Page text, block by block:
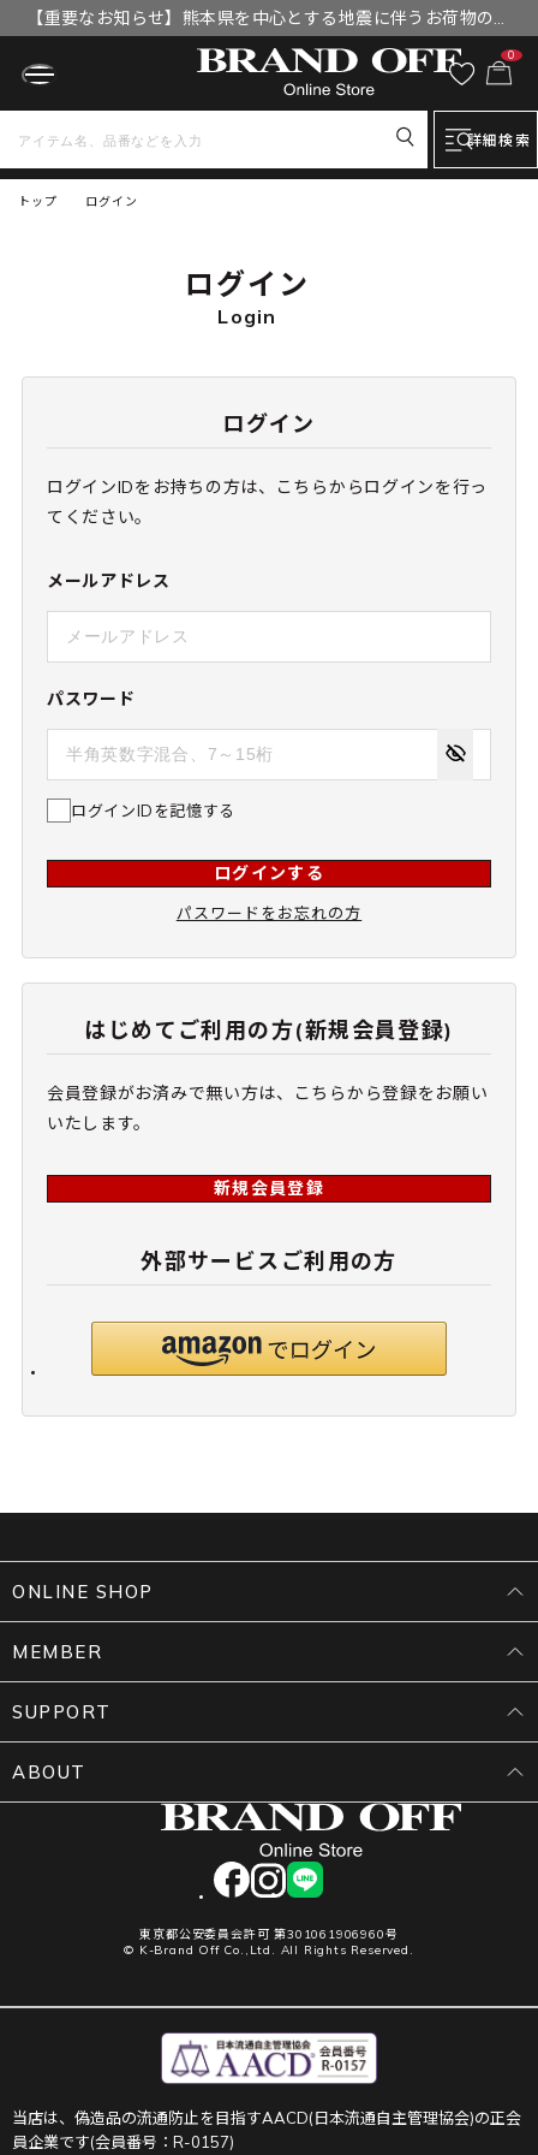
【重要なお知らせ】熊本県を中心とする地震に伴うお荷物のお
届けについて
0
詳細検索
トップ ログイン
ログイン
Login
ログイン
ログインIDをお持ちの方は、こちらからログインを行っ
てください。
メールアドレス
パスワード
ログインIDを記憶する
ログインする
パスワードをお忘れの方
はじめてご利用の方(新規会員登録)
会員登録がお済みで無い方は、こちらから登録をお願い
いたします。
新規会員登録
外部サービスご利用の方
facebookinstagram
LINE
東京都公安委員会許可 第301061906960号
© K-Brand Off Co.,Ltd. All Rights Reserved.
ONLINE SHOP
MEMBER
SUPPORT
ABOUT
当店は、偽造品の流通防止を目指すAACD(日本流通自主管理協会)の正会
員企業です(会員番号：R-0157)